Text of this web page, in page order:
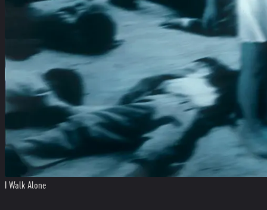
I Walk Alone